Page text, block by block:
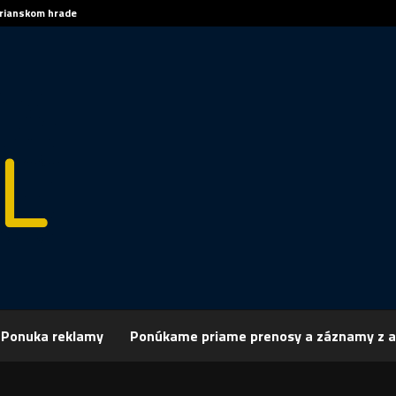
hrade
Ponuka reklamy Ponúkame priame prenosy a záznamy z
Archív Šport ŠPORT, VOLEJBAL – Vicemajster si poradil s COP Nitra